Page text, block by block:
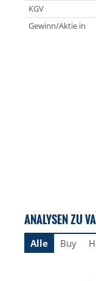
KGV
Gewinn/Aktie in
ANALYSEN ZU
Alle Buy